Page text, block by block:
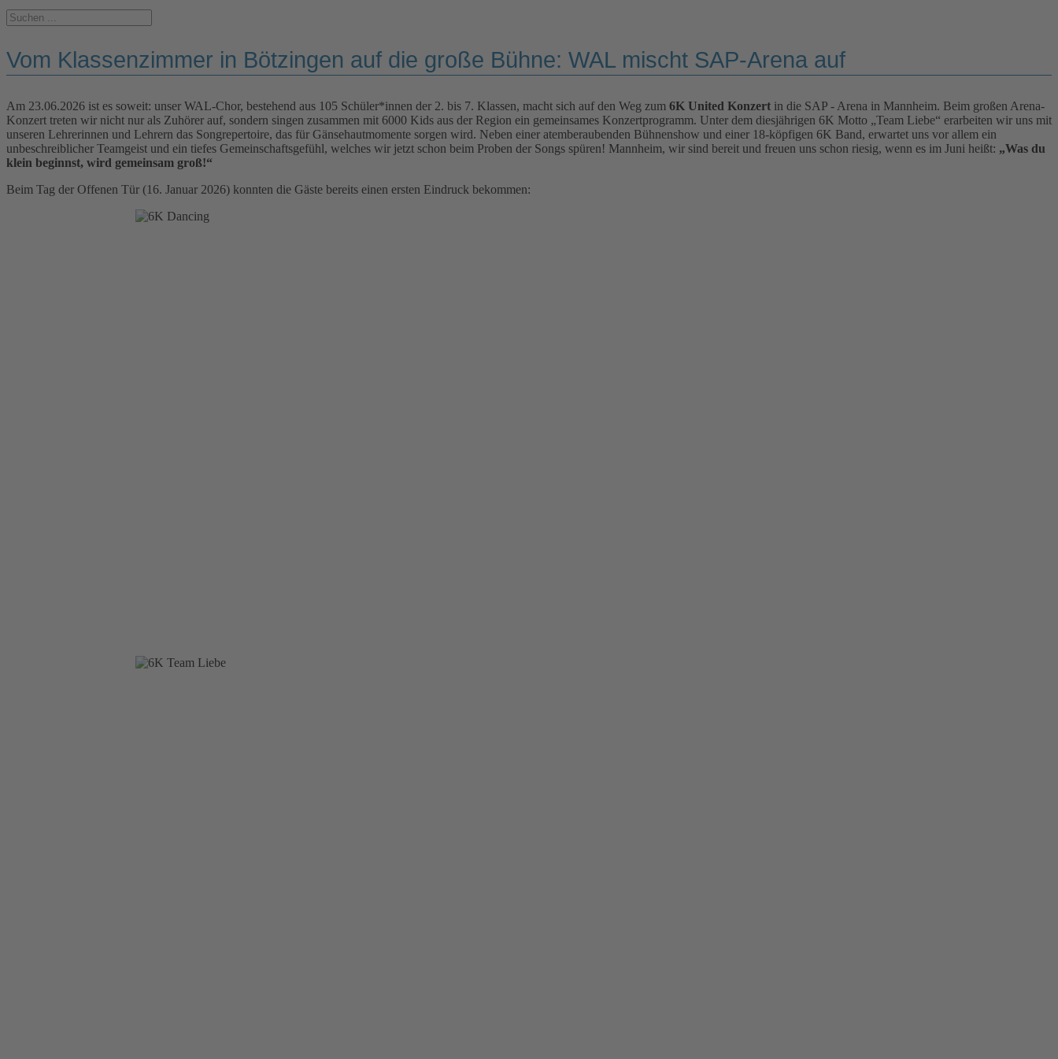
Vom Klassenzimmer in Bötzingen auf die große Bühne: WAL mischt SAP-Arena auf
Am 23.06.2026 ist es soweit: unser WAL-Chor, bestehend aus 105 Schüler*innen der 2. bis 7. Klassen, macht sich auf den Weg zum 6K United Konzert in die SAP - Arena in Mannheim. Beim großen Arena-
Konzert treten wir nicht nur als Zuhörer auf, sondern singen zusammen mit 6000 Kids aus der Region ein gemeinsames Konzertprogramm. Unter dem diesjährigen 6K Motto „Team Liebe“ erarbeiten wir uns mit
unseren Lehrerinnen und Lehrern das Songrepertoire, das für Gänsehautmomente sorgen wird. Neben einer atemberaubenden Bühnenshow und einer 18-köpfigen 6K Band, erwartet uns vor allem ein
unbeschreiblicher Teamgeist und ein tiefes Gemeinschaftsgefühl, welches wir jetzt schon beim Proben der Songs spüren! Mannheim, wir sind bereit und freuen uns schon riesig, wenn es im Juni heißt: „Was du
klein beginnst, wird gemeinsam groß!“
Beim Tag der Offenen Tür (16. Januar 2026) konnten die Gäste bereits einen ersten Eindruck bekommen: